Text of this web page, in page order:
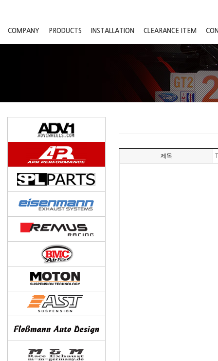
COMPANY PRODUCTS INSTALLATION CLEARANCE ITEM
제목